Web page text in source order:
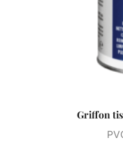
Griffon